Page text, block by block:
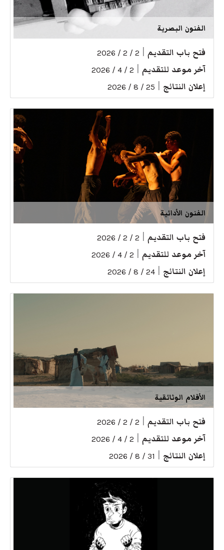
الفنون البصرية
فتح باب التقديم 2 / 2 / 2026
آخر موعد للتقديم 2 / 4 / 2026
إعلان النتائج 25 / 8 / 2026
الفنون الأدائية
فتح باب التقديم 2 / 2 / 2026
آخر موعد للتقديم 2 / 4 / 2026
إعلان النتائج 24 / 8 / 2026
الأفلام الوثائقية
فتح باب التقديم 2 / 2 / 2026
آخر موعد للتقديم 2 / 4 / 2026
إعلان النتائج 31 / 8 / 2026